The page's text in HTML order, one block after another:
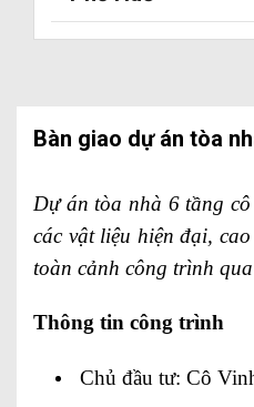
Bàn giao dự án tòa
Dự án tòa nhà 6 tầng
các vật liệu hiện đại,
toàn cảnh công trình
Thông tin công trình
Chủ đầu tư: Cô